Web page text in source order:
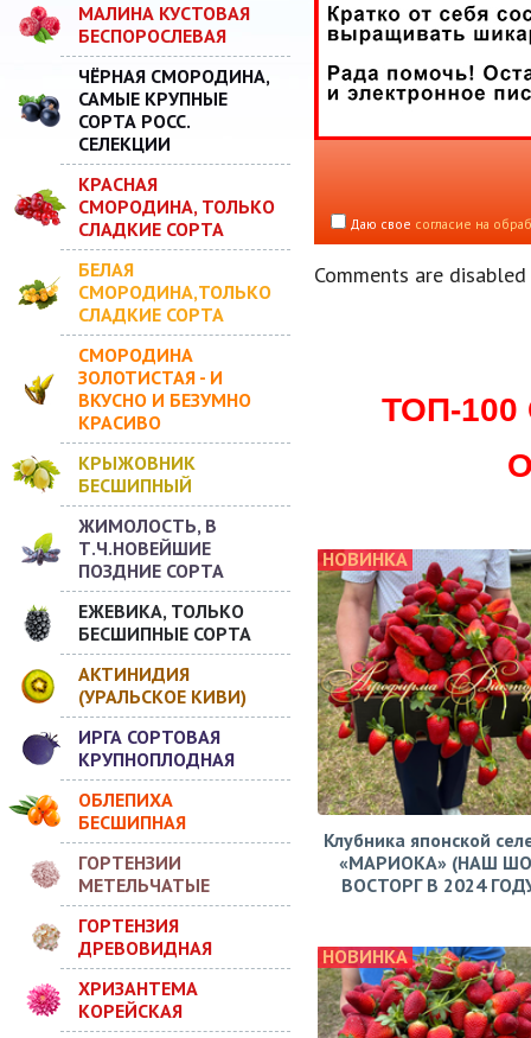
МАЛИНА КУСТОВАЯ
БЕСПОРОСЛЕВАЯ
ЧЁРНАЯ СМОРОДИНА,
САМЫЕ КРУПНЫЕ
СОРТА РОСС.
СЕЛЕКЦИИ
КРАСНАЯ
СМОРОДИНА, ТОЛЬКО
СЛАДКИЕ СОРТА
БЕЛАЯ
СМОРОДИНА,ТОЛЬКО
СЛАДКИЕ СОРТА
СМОРОДИНА
ЗОЛОТИСТАЯ - И
ВКУСНО И БЕЗУМНО
КРАСИВО
КРЫЖОВНИК
БЕСШИПНЫЙ
ЖИМОЛОСТЬ, В
Т.Ч.НОВЕЙШИЕ
ПОЗДНИЕ СОРТА
ЕЖЕВИКА, ТОЛЬКО
БЕСШИПНЫЕ СОРТА
АКТИНИДИЯ
(УРАЛЬСКОЕ КИВИ)
ИРГА СОРТОВАЯ
КРУПНОПЛОДНАЯ
ОБЛЕПИХА
БЕСШИПНАЯ
ГОРТЕНЗИИ
МЕТЕЛЬЧАТЫЕ
ГОРТЕНЗИЯ
ДРЕВОВИДНАЯ
ХРИЗАНТЕМА
КОРЕЙСКАЯ
Даю свое согласие на
Comments are disabled
ТОП-
НОВИНКА
Клубника японской
«МАРИОКА» (НАШ
ВОСТОРГ В 2024
НОВИНКА